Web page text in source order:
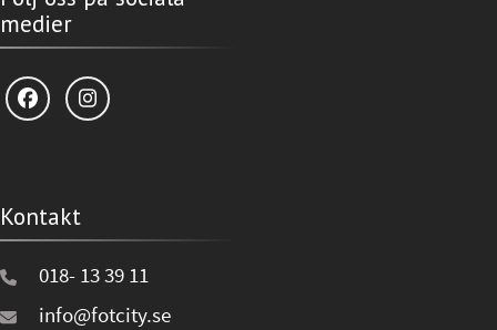
medier
Kontakt
018- 13 39 11
info@fotcity.se